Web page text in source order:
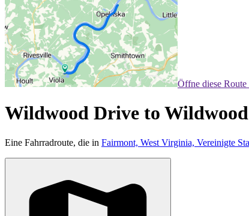
Öffne diese
Wildwood Drive to
Eine Fahrradroute, die in Fairmont, West Virginia, Vereinigte